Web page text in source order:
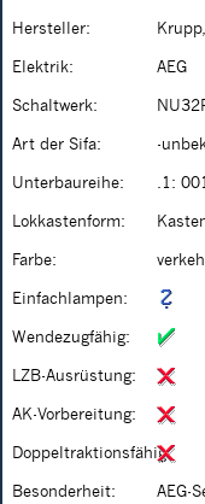
Hersteller:
Elektrik: AEG
Schaltwerk:
Art der Sifa: -
Unterbaureihe: .1:
Lokkastenform:
Farbe:
Einfachlampen:
Wendezugfähig:
LZB-Ausrüstung:
AK-Vorbereitung:
Doppeltraktionsfähig:
Besonderheit: AEG-